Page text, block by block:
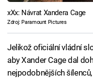
xXx: Návrat Xandera Cage
Zdroj: Paramount Pictures
Jelikož oficiální vládní
aby Xander Cage dal
nejpodobnějších